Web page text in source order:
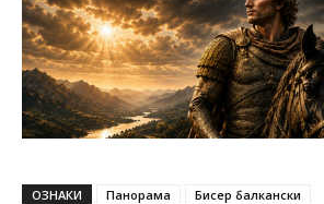
ОЗНАКИ Панорама
Бисер балкански